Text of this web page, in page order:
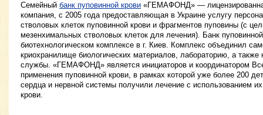
Семейный банк пуповинной крови «ГЕМАФОНД» —
компания, с 2005 года предоставляющая в Украине услугу
стволовых клеток пуповинной крови и фрагментов пуповины (с
мезенхимальных стволовых клеток для лечения). Банк
биотехнологическом комплексе в г. Киев. Комплекс объединил
криохранилище биологических материалов, лабораторию, а также
службы. «ГЕМАФОНД» является инициаторов и координатором
применения пуповинной крови, в рамках которой уже более 200
сердца и нервной системы получили лечение с использованием
крови.